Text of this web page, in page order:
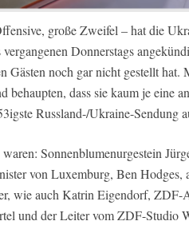
große Zweifel – hat die
vergangenen Donnerstags
Gästen noch gar nicht gestellt hat.
behaupten, dass sie kaum je eine
Russland-/Ukraine-Sendung
Sonnenblumenurgestein
von Luxemburg, Ben Hodges,
wie auch Katrin Eigendorf, ZDF-
und der Leiter vom ZDF-Studio